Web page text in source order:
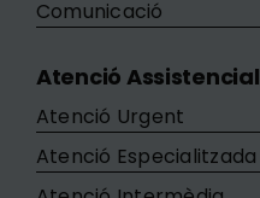
Comunicació
Atenció Assistencial
Atenció Urgent
Atenció Especialitzada